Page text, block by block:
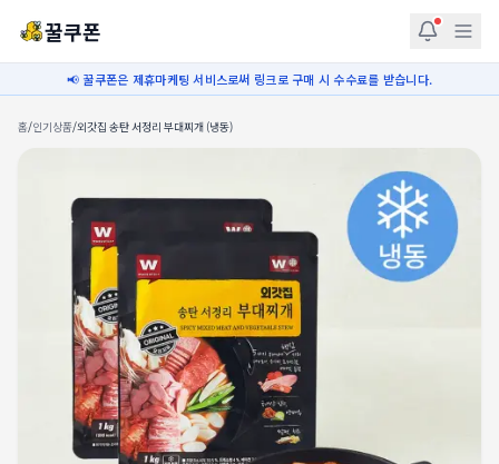
꿀쿠폰
📢 꿀쿠폰은 제휴마케팅 서비스로써 링크로 구매 시 수수료를 받습니다.
홈/인기상품/외갓집 송탄 서정리 부대찌개 (냉동)